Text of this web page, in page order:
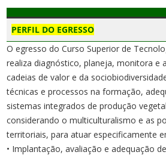
PERFIL DO EGRESSO
O egresso do Curso Superior de
realiza diagnóstico, planeja, monitora e
cadeias de valor e da
técnicas e processos na formação,
sistemas integrados de produção
considerando o multiculturalismo e as
territoriais, para atuar especificamente
• Implantação, avaliação e adequação